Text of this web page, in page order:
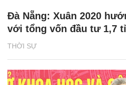
THỜI SỰ
Đà Nẵng: Xuân 2020
với tổng vốn đầu tư 1,7